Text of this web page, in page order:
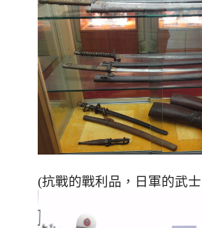
(抗戰的戰利品 ， 日軍的武